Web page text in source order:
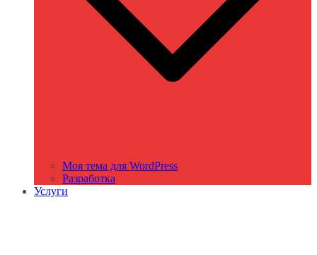
Моя тема для WordPress
Разработка
Услуги